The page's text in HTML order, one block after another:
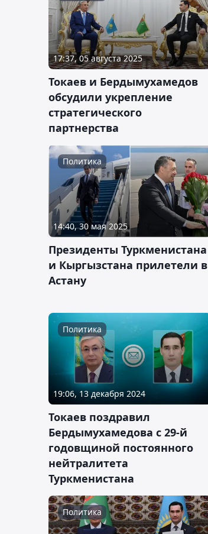
17:37, 05 августа 2025
Токаев и Бердымухамедов
обсудили укрепление
стратегического
партнерства
Политика
14:40, 30 мая 2025
Президенты Туркменистана
и Кыргызстана прилетели в
Астану
Политика
19:06, 13 декабря 2024
Токаев поздравил
Бердымухамедова с 29-й
годовщиной постоянного
нейтралитета
Туркменистана
Политика